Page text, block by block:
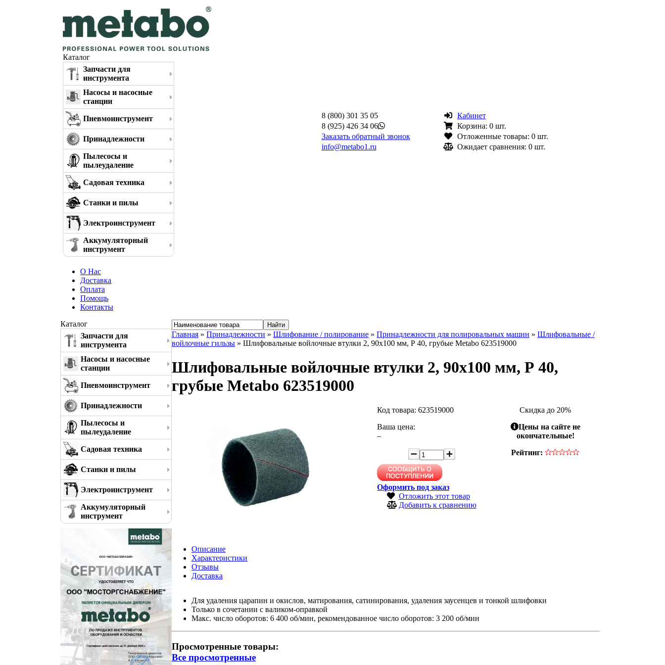
Каталог
Запчасти для
инструмента
Насосы и насосные
станции
Пневмоинструмент
Принадлежности
Пылесосы и
пылеудаление
Садовая техника
Станки и пилы
Электроинструмент
Аккумуляторный
инструмент
8 (800) 301 35 05
8 (925) 426 34 06
Заказать обратный звонок
info@metabo1.ru
Кабинет
Корзина: 0 шт.
Отложенные товары: 0 шт.
Ожидает сравнения: 0 шт.
О Нас
Доставка
Оплата
Помощь
Контакты
Каталог
Запчасти для
инструмента
Насосы и насосные
станции
Пневмоинструмент
Принадлежности
Пылесосы и
пылеудаление
Садовая техника
Станки и пилы
Электроинструмент
Аккумуляторный
инструмент
Главная » Принадлежности » Шлифование / полирование » Принадлежности для полировальных машин » Шлифовальные /
войлочные гильзы » Шлифовальные войлочные втулки 2, 90х100 мм, Р 40, грубые Metabo 623519000
Шлифовальные войлочные втулки 2, 90х100 мм, Р 40,
грубые Metabo 623519000
Код товара: 623519000
Ваша цена:
–
Оформить под заказ
Отложить этот товар
Добавить к сравнению
Скидка до 20%
Цены на сайте не
окончательные!
Рейтинг:
Описание
Характеристики
Отзывы
Доставка
Для удаления царапин и окислов, матирования, сатинирования, удаления заусенцев и тонкой шлифовки
Только в сочетании с валиком-оправкой
Макс. число оборотов: 6 400 об/мин, рекомендованное число оборотов: 3 200 об/мин
Просмотренные товары:
Все просмотренные